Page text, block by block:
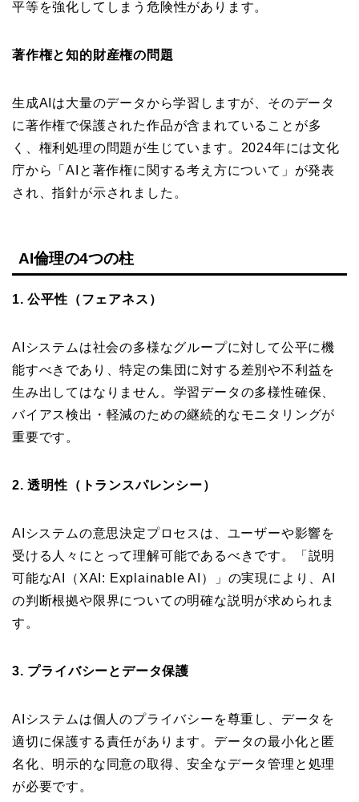
平等を強化してしまう危険性があります。
著作権と知的財産権の問題
生成AIは大量のデータから学習しますが、そのデータ
に著作権で保護された作品が含まれていることが多
く、権利処理の問題が生じています。2024年には文化
庁から「AIと著作権に関する考え方について」が発表
され、指針が示されました。
AI倫理の4つの柱
1. 公平性（フェアネス）
AIシステムは社会の多様なグループに対して公平に機
能すべきであり、特定の集団に対する差別や不利益を
生み出してはなりません。学習データの多様性確保、
バイアス検出・軽減のための継続的なモニタリングが
重要です。
2. 透明性（トランスパレンシー）
AIシステムの意思決定プロセスは、ユーザーや影響を
受ける人々にとって理解可能であるべきです。「説明
可能なAI（XAI: Explainable AI）」の実現により、AI
の判断根拠や限界についての明確な説明が求められま
す。
3. プライバシーとデータ保護
AIシステムは個人のプライバシーを尊重し、データを
適切に保護する責任があります。データの最小化と匿
名化、明示的な同意の取得、安全なデータ管理と処理
が必要です。